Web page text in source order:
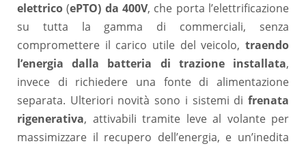
elettrico(ePTO) da 400V, che porta l’elettrificazione
su tutta la gamma di commerciali, senza
compromettere il carico utile del veicolo, traendo
l’energia
dalla batteria di trazione installata,
invece di richiedere una fonte di alimentazione
separata. Ulteriori novità sono i sistemi di frenata
rigenerativa, attivabili tramite leve al volante per
massimizzare il recupero dell’energia, e un’inedita